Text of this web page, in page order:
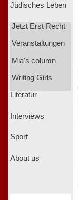
Jüdisches Leben
Jetzt Erst Recht
Veranstaltungen
Mia's column
Writing Girls
Literatur
Interviews
Sport
About us